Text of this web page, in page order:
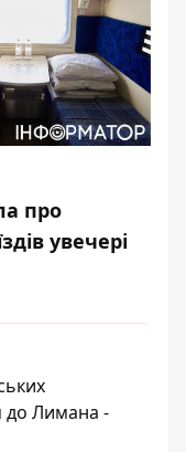
про
увечері
до Лимана -